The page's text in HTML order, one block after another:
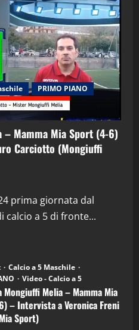
PRIMO PIANO
Mamma Mia Sport (4-6)
Carciotto (Mongiuffi
prima giornata dal
calcio a 5 di fronte...
Calcio a 5 Maschile
Video - Calcio a 5
Mongiuffi Melia – Mamma Mia
– Intervista a Veronica Freni
Sport)
in Podcast: 29^ Puntata
Aprile 2026)
in Podcast
in Podcast: 28^ Puntata
Aprile 2026)